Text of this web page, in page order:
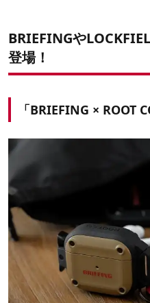
BRIEFINGや
登場！
「BRIEFING × ROOT